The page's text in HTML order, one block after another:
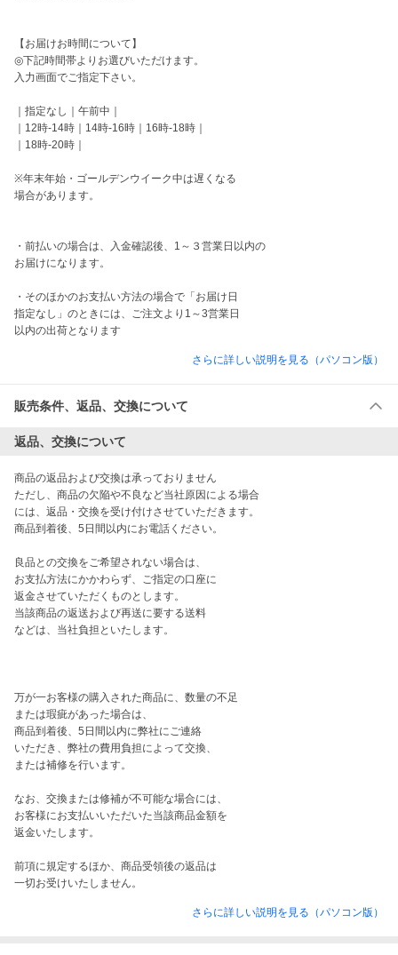
【お届けお時間について】
◎下記時間帯よりお選びいただけます。
入力画面でご指定下さい。
｜指定なし｜午前中｜
｜12時-14時｜14時-16時｜16時-18時｜
｜18時-20時｜
※年末年始・ゴールデンウイーク中は遅くなる
場合があります。
・前払いの場合は、入金確認後、1～３営業日以内の
お届けになります。
・そのほかのお支払い方法の場合で「お届け日
指定なし」のときには、ご注文より1～3営業日
以内の出荷となります
さらに詳しい説明を見る（パソコン版）
販売条件、返品、交換について
返品、交換について
商品の返品および交換は承っておりません
ただし、商品の欠陥や不良など当社原因による場合
には、返品・交換を受け付けさせていただきます。
商品到着後、5日間以内にお電話ください。
良品との交換をご希望されない場合は、
お支払方法にかかわらず、ご指定の口座に
返金させていただくものとします。
当該商品の返送および再送に要する送料
などは、当社負担といたします。
万が一お客様の購入された商品に、数量の不足
または瑕疵があった場合は、
商品到着後、5日間以内に弊社にご連絡
いただき、弊社の費用負担によって交換、
または補修を行います。
なお、交換または修補が不可能な場合には、
お客様にお支払いいただいた当該商品金額を
返金いたします。
前項に規定するほか、商品受領後の返品は
一切お受けいたしません。
さらに詳しい説明を見る（パソコン版）